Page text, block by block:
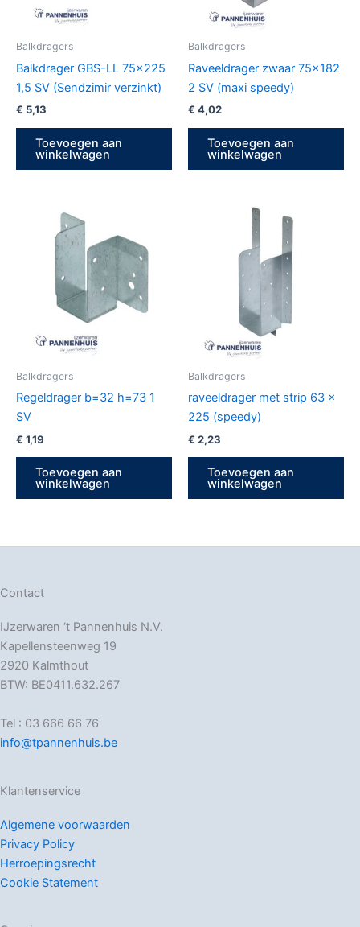
Balkdragers
Balkdrager GBS-LL 75×225
1,5 SV (Sendzimir verzinkt)
€ 5,13
Toevoegen aan
winkelwagen
Balkdragers
Raveeldrager zwaar 75×182
2 SV (maxi speedy)
€ 4,02
Toevoegen aan
winkelwagen
Balkdragers
Regeldrager b=32 h=73 1
SV
€ 1,19
Toevoegen aan
winkelwagen
Balkdragers
raveeldrager met strip 63 x
225 (speedy)
€ 2,23
Toevoegen aan
winkelwagen
Contact
IJzerwaren ‘t Pannenhuis N.V.
Kapellensteenweg 19
2920 Kalmthout
BTW: BE0411.632.267
Tel : 03 666 66 76
info@tpannenhuis.be
Klantenservice
Algemene voorwaarden
Privacy Policy
Herroepingsrecht
Cookie Statement